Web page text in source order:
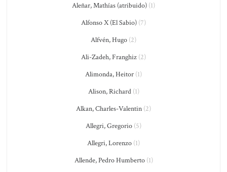
Aleñar, Mathías (atribuido) (1)
Alfonso X (El Sabio) (7)
Alfvén, Hugo (2)
Ali-Zadeh, Franghiz (2)
Alimonda, Heitor (1)
Alison, Richard(1)
Alkan, Charles-Valentin (2)
Allegri, Gregorio (5)
Allegri, Lorenzo (1)
Allende, Pedro Humberto(1)